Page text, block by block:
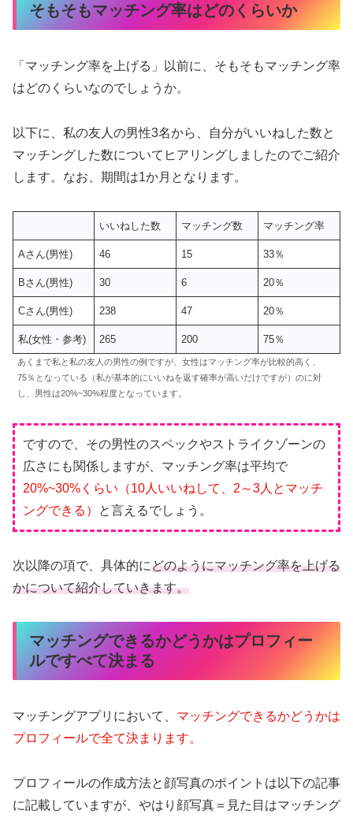
そもそもマッチング率はどのくらいか
「マッチング率を上げる」以前に、そもそもマッチング率
はどのくらいなのでしょうか。
以下に、私の友人の男性3名から、自分がいいねした数と
マッチングした数についてヒアリングしましたのでご紹介
します。なお、期間は1か月となります。
いいねした数 マッチング数 マッチング率
Aさん(男性) 46 15 33％
Bさん(男性) 30 6 20％
Cさん(男性) 238 47 20％
私(女性・参考) 265 200 75％
あくまで私と私の友人の男性の例ですが、女性はマッチング率が比較的高く、
75％となっている（私が基本的にいいねを返す確率が高いだけですが）のに対
し、男性は20%~30%程度となっています。
ですので、その男性のスペックやストライクゾーンの
広さにも関係しますが、マッチング率は平均で
20%~30%くらい（10人いいねして、2～3人とマッチ
ングできる）
と言えるでしょう。
次以降の項で、具体的にどのようにマッチング率を上げる
かについて紹介していきます。
マッチングできるかどうかはプロフィー
ルですべて決まる
マッチングアプリにおいて、 マッチングできるかどうかは
プロフィールで全て決まります。
プロフィールの作成方法と顔写真のポイントは以下の記事
に記載していますが、やはり顔写真＝見た目はマッチング